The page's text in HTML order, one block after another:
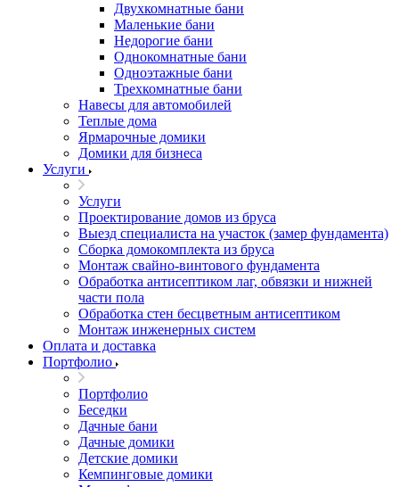
Двухкомнатные бани
Маленькие бани
Недорогие бани
Однокомнатные бани
Одноэтажные бани
Трехкомнатные бани
Навесы для автомобилей
Теплые дома
Ярмарочные домики
Домики для бизнеса
Услуги
Услуги
Проектирование домов из бруса
Выезд специалиста на участок (замер фундамента)
Сборка домокомплекта из бруса
Монтаж свайно-винтового фундамента
Обработка антисептиком лаг, обвязки и нижней
части пола
Обработка стен бесцветным антисептиком
Монтаж инженерных систем
Оплата и доставка
Портфолио
Портфолио
Беседки
Дачные бани
Дачные домики
Детские домики
Кемпинговые домики